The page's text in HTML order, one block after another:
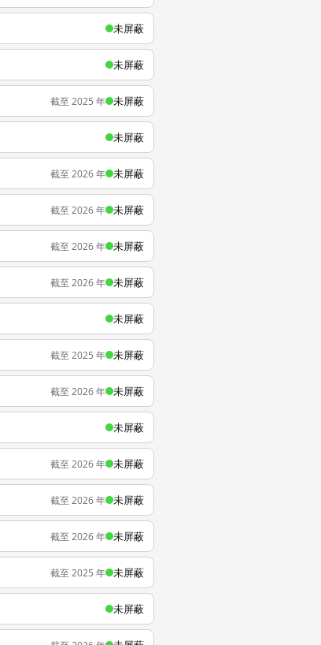
未屏蔽
未屏蔽
截至 2025 年 未屏蔽
未屏蔽
截至 2026 年 未屏蔽
截至 2026 年 未屏蔽
截至 2026 年 未屏蔽
截至 2026 年 未屏蔽
未屏蔽
截至 2025 年 未屏蔽
截至 2026 年 未屏蔽
未屏蔽
截至 2026 年 未屏蔽
截至 2026 年 未屏蔽
截至 2026 年 未屏蔽
截至 2025 年 未屏蔽
未屏蔽